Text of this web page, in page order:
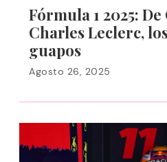
Fórmula 1 2025:
Charles Leclerc,
guapos
Agosto 26, 2025